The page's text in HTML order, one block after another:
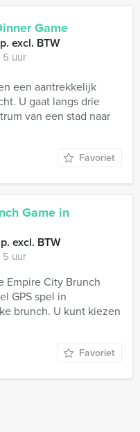
Game
excl. BTW
5 uur
een aantrekkelijk
U gaat langs drie
van een stad naar
Favoriet
Game in
excl. BTW
5 uur
Empire City Brunch
GPS spel in
brunch. U kunt kiezen
Favoriet